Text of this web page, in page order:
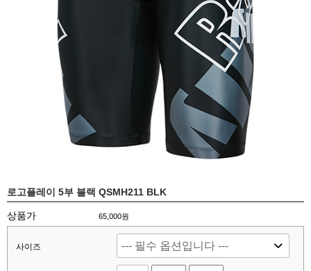
로고플레이 5부 블랙 QSMH211 BLK
상품가 65,000원
사이즈